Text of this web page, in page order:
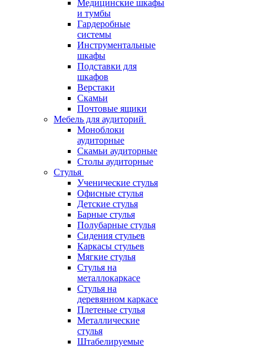
Медицинские шкафы
и тумбы
Гардеробные
системы
Инструментальные
шкафы
Подставки для
шкафов
Верстаки
Скамьи
Почтовые ящики
Мебель для аудиторий
Моноблоки
аудиторные
Скамьи аудиторные
Столы аудиторные
Стулья
Ученические стулья
Офисные стулья
Детские стулья
Барные стулья
Полубарные стулья
Сидения стульев
Каркасы стульев
Мягкие стулья
Стулья на
металлокаркасе
Стулья на
деревянном каркасе
Плетеные стулья
Металлические
стулья
Штабелируемые